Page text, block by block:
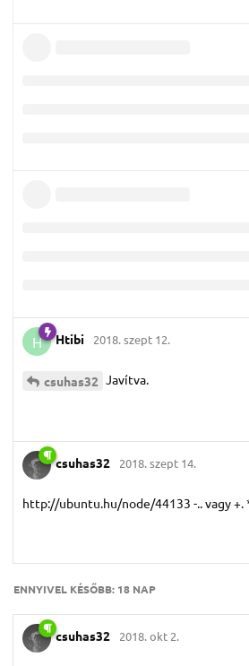
H Htibi 2018. szept 12.
csuhas32 Javítva.
csuhas32 2018. szept 14.
http://ubuntu.hu/node/44133 -.. vagy
ENNYIVEL KÉSŐBB: 18 NAP
csuhas32 2018. okt 2.